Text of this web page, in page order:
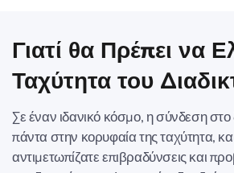
Γιατί θα Πρέπει να
Ταχύτητα του
Σε έναν ιδανικό κόσμο, η σύνδεση στο
πάντα στην κορυφαία της ταχύτητα,
αντιμετωπίζατε επιβραδύνσεις και